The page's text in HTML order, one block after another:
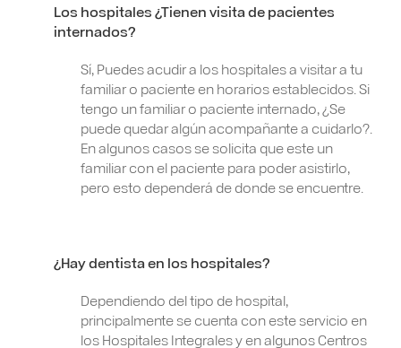
Los hospitales ¿Tienen visita de pacientes
internados?
Sí, Puedes acudir a los hospitales a visitar a tu
familiar o paciente en horarios establecidos. Si
tengo un familiar o paciente internado, ¿Se
puede quedar algún acompañante a cuidarlo?.
En algunos casos se solicita que este un
familiar con el paciente para poder asistirlo,
pero esto dependerá de donde se encuentre.
¿Hay dentista en los hospitales?
Dependiendo del tipo de hospital,
principalmente se cuenta con este servicio en
los Hospitales Integrales y en algunos Centros